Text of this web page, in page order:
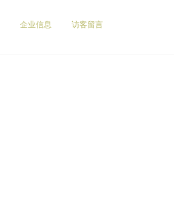
企业信息 访客留言